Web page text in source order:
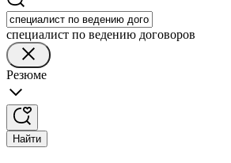
специалист по ведению договоров
Резюме
Найти